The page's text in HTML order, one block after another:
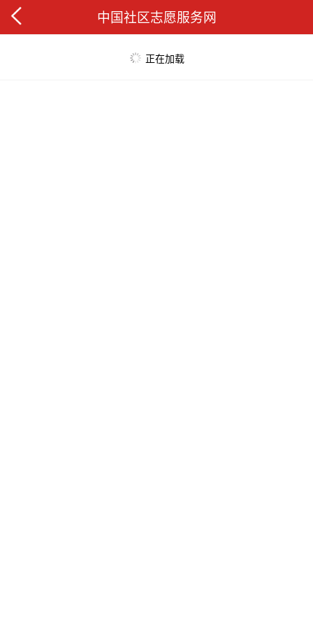
中国社区志愿服务网
正在加载